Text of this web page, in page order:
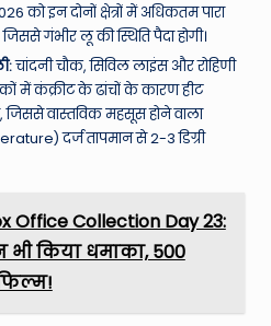
इन दोनों क्षेत्रों में अधिकतम पारा
गंभीर लू की स्थिति पैदा होगी।
चांदनी चौक, सिविल लाइंस और रोहिणी
में कंक्रीट के ढांचों के कारण हीट
वास्तविक महसूस होने वाला
दर्ज तापमान से 2-3 डिग्री
Office Collection Day 23:
किया धमाका, 500